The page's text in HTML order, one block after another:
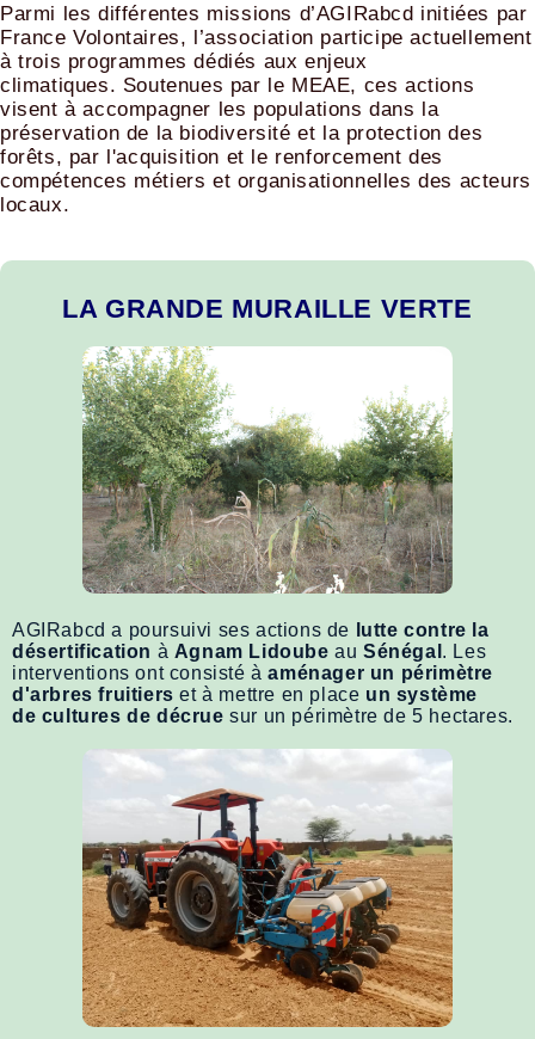
Parmi les différentes missions d’AGIRabcd initiées par
France Volontaires, l’association participe actuellement
à trois programmes dédiés aux enjeux
climatiques. Soutenues par le MEAE, ces actions
visent à accompagner les populations dans la
préservation de la biodiversité et la protection des
forêts, par l'acquisition et le renforcement des
compétences métiers et organisationnelles des acteurs
locaux.
LA GRANDE MURAILLE VERTE
AGIRabcd a poursuivi ses actions de
lutte contre la
désertification à Agnam Lidoubeau Sénégal . Les
interventions ont consisté àaménager un périmètre
d'arbres fruitierset à mettre en place un système
de cultures de décrue sur un périmètre de 5 hectares.